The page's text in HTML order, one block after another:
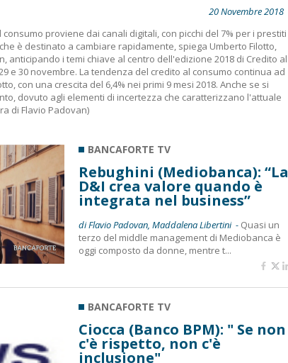
20 Novembre 2018
consumo proviene dai canali digitali, con picchi del 7% per i prestiti
è destinato a cambiare rapidamente, spiega Umberto Filotto,
anticipando i temi chiave al centro dell'edizione 2018 di Credito al
e 30 novembre. La tendenza del credito al consumo continua ad
con una crescita del 6,4% nei primi 9 mesi 2018. Anche se si
dovuto agli elementi di incertezza che caratterizzano l'attuale
di Flavio Padovan)
BANCAFORTE TV
Rebughini (Mediobanca): “La
D&I crea valore quando è
integrata nel business”
di Flavio Padovan, Maddalena Libertini - Quasi un
terzo del middle management di Mediobanca è
oggi composto da donne, mentre t...
BANCAFORTE TV
Ciocca (Banco BPM): " Se non
c'è rispetto, non c'è
inclusione"